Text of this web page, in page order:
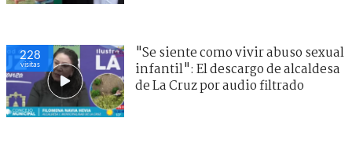
228
visitas
"Se siente como vivir abuso sexual
infantil": El descargo de alcaldesa
de La Cruz por audio filtrado